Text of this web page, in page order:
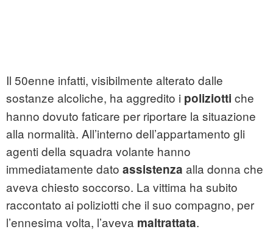
Il 50enne infatti, visibilmente alterato dalle
sostanze alcoliche, ha aggredito i poliziotti che
hanno dovuto faticare per riportare la situazione
alla normalità. All’interno dell’appartamento gli
agenti della squadra volante hanno
immediatamente dato assistenza alla donna che
aveva chiesto soccorso. La vittima ha subito
raccontato ai poliziotti che il suo compagno, per
l’ennesima volta, l’aveva maltrattata.